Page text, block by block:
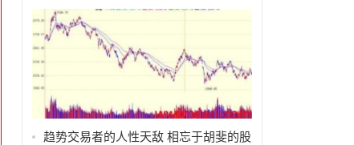
趋势交易者的人性天敌 相忘于胡斐的股